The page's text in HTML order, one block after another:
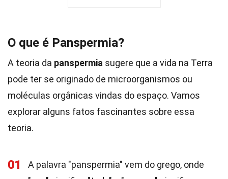
O que é Panspermia?
A teoria da panspermia sugere que a vida na Terra
pode ter se originado de microorganismos ou
moléculas orgânicas vindas do espaço. Vamos
explorar alguns fatos fascinantes sobre essa
teoria.
01
A palavra "panspermia" vem do grego, onde